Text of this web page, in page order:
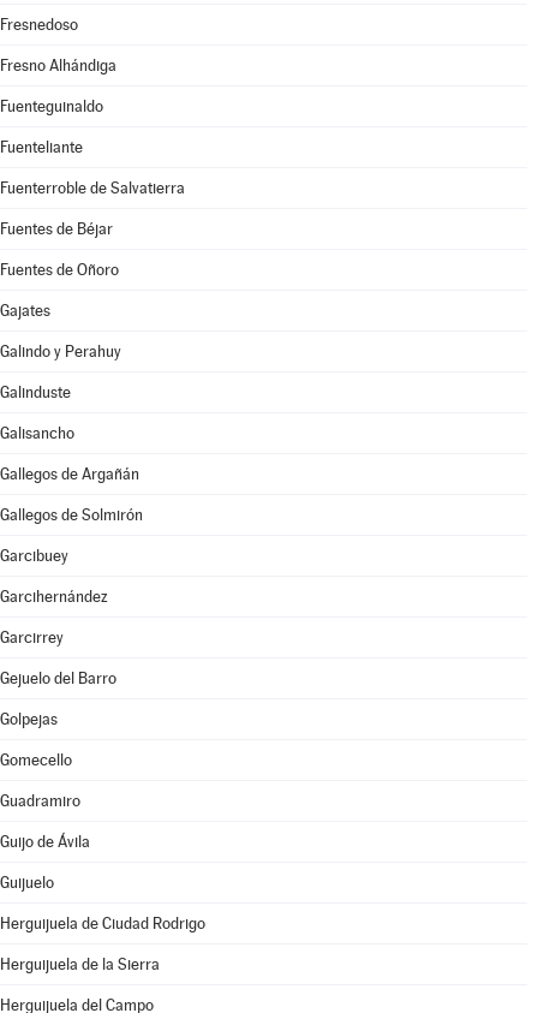
Fresnedoso
Fresno Alhándiga
Fuenteguinaldo
Fuenteliante
Fuenterroble de Salvatierra
Fuentes de Béjar
Fuentes de Oñoro
Gajates
Galindo y Perahuy
Galinduste
Galisancho
Gallegos de Argañán
Gallegos de Solmirón
Garcibuey
Garcihernández
Garcirrey
Gejuelo del Barro
Golpejas
Gomecello
Guadramiro
Guijo de Ávila
Guijuelo
Herguijuela de Ciudad Rodrigo
Herguijuela de la Sierra
Herguijuela del Campo